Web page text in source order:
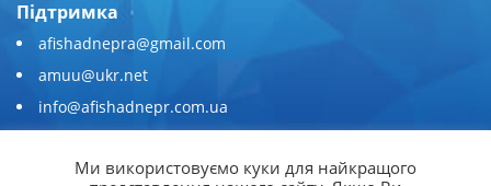
Підтримка
afishadnepra@gmail.com
amuu@ukr.net
info@afishadnepr.com.ua
Ми використовуємо куки для найкращого